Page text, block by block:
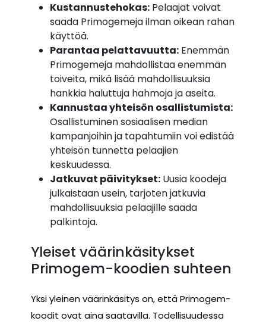
Kustannustehokas: Pelaajat voivat
saada Primogemeja ilman oikean rahan
käyttöä.
Parantaa pelattavuutta: Enemmän
Primogemeja mahdollistaa enemmän
toiveita, mikä lisää mahdollisuuksia
hankkia haluttuja hahmoja ja aseita.
Kannustaa yhteisön osallistumista:
Osallistuminen sosiaalisen median
kampanjoihin ja tapahtumiin voi edistää
yhteisön tunnetta pelaajien
keskuudessa.
Jatkuvat päivitykset: Uusia koodeja
julkaistaan usein, tarjoten jatkuvia
mahdollisuuksia pelaajille saada
palkintoja.
Yleiset väärinkäsitykset
Primogem-koodien suhteen
Yksi yleinen väärinkäsitys on, että Primogem-
koodit ovat aina saatavilla. Todellisuudessa